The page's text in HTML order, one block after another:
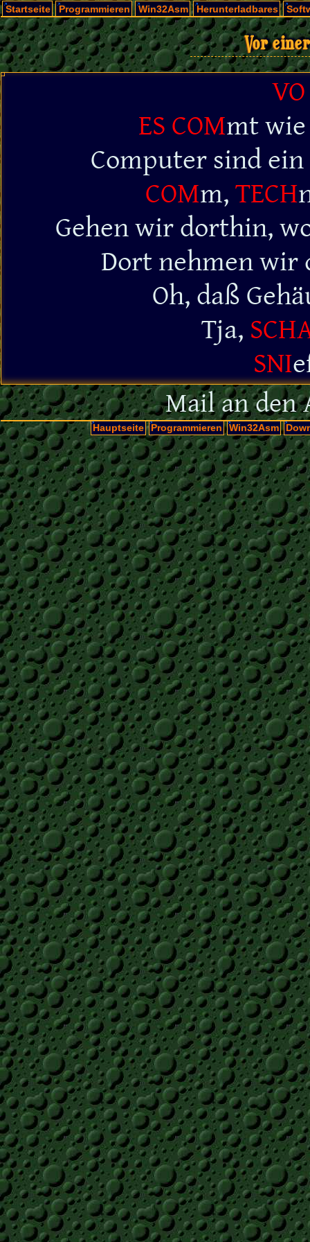
Startseite Programmieren Win32Asm Herunterladbares
Vor
ES COMmt
Computer sind
COMm, TECH
Gehen wir dorthin,
Dort nehmen wir
Oh, daß
Tja,
SNI
Mail an den
Hauptseite Programmieren Win32Asm